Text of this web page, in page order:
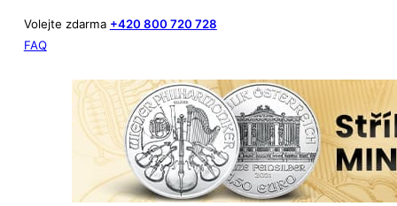
Volejte zdarma +420 800 720 728
FAQ